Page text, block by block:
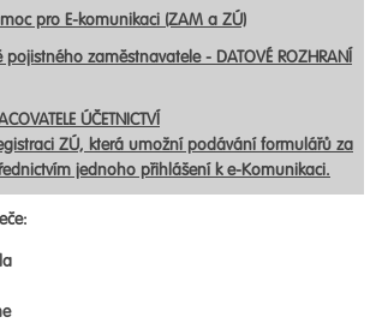
pro E-komunikaci (ZAM a ZÚ)
zaměstnavatele - DATOVÉ ROZHRANÍ
ÚČETNICTVÍ
ZÚ, která umožní podávání formulářů za
jednoho přihlášení k e-Komunikaci.